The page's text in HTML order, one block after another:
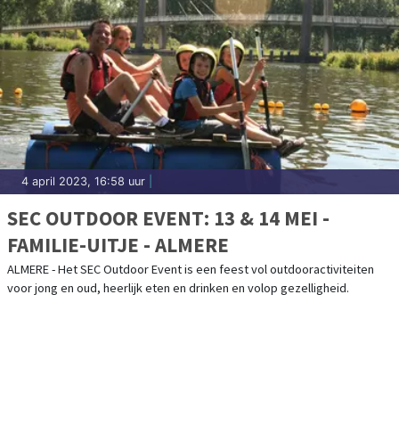
4 april 2023, 16:58 uur
SEC OUTDOOR EVENT: 13 & 14 MEI -
FAMILIE-UITJE - ALMERE
ALMERE - Het SEC Outdoor Event is een feest vol outdooractiviteiten
voor jong en oud, heerlijk eten en drinken en volop gezelligheid.